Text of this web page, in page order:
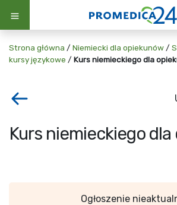
Strona główna / Niemiecki dla opiekunów /
kursy językowe / Kurs niemieckiego dla
Kurs niemieckiego
Ogłoszenie